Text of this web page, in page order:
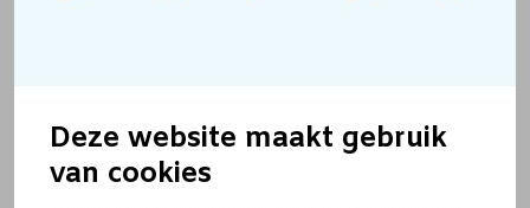
Deze website maakt gebruik
van cookies